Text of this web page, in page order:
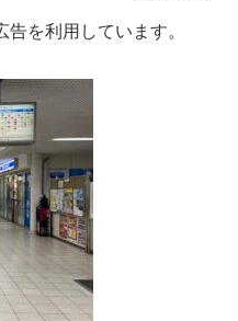
を利用しています。